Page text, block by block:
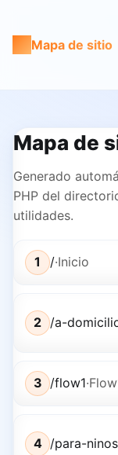
Mapa de sitio
Mapa de
Generado
PHP del
utilidades.
1 /·Inicio
2
3 /flow1·
4